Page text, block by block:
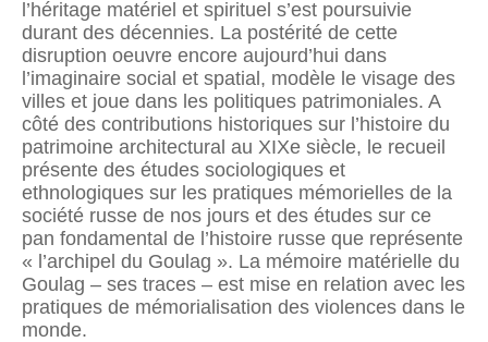
l’héritage matériel et spirituel s’est poursuivie
durant des décennies. La postérité de cette
disruption oeuvre encore aujourd’hui dans
l’imaginaire social et spatial, modèle le visage des
villes et joue dans les politiques patrimoniales. A
côté des contributions historiques sur l’histoire du
patrimoine architectural au XIXe siècle, le recueil
présente des études sociologiques et
ethnologiques sur les pratiques mémorielles de la
société russe de nos jours et des études sur ce
pan fondamental de l’histoire russe que représente
« l’archipel du Goulag ». La mémoire matérielle du
Goulag – ses traces – est mise en relation avec les
pratiques de mémorialisation des violences dans le
monde.